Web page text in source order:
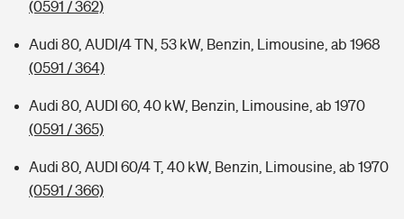
(0591 / 362)
Audi 80, AUDI/4 TN, 53 kW, Benzin, Limousine, ab 1968
(0591 / 364)
Audi 80, AUDI 60, 40 kW, Benzin, Limousine, ab 1970
(0591 / 365)
Audi 80, AUDI 60/4 T, 40 kW, Benzin, Limousine, ab 1970
(0591 / 366)